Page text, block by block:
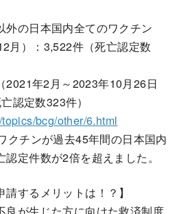
外の日本国内全てのワクチン
月）：3,522件（死亡認定数
2021年2月～2023年10月26日
認定数323件）
bcg/other/6.html
クチンが過去45年間の日本国内
定件数が2倍を超えました。
請するメリットは！？】
良が生じた方に向けた救済制度